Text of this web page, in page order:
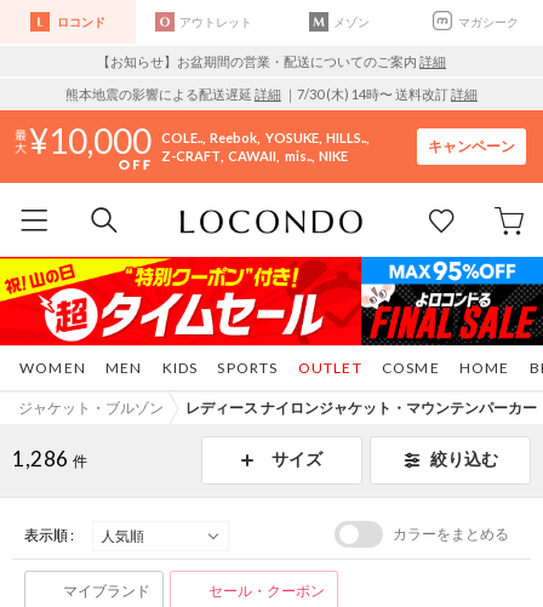
ロコンド アウトレット メゾン マガシーク
【お知らせ】お盆期間の営業・配送についてのご案内 詳細
熊本地震の影響による配送遅延 詳細 ｜7/30 (木) 14時〜 送料改訂詳細
10,000 COLE.. Reebok YOSUKE HILLS..
Z-CRAFT CAWAII mis.. NIKE
キャンペーン
WOMEN MEN KIDS SPORTS COSME HOME
OUTLET
ジャケット・ブルゾン レディース ナイロンジャケット・マウンテンパーカー
1,286 件 サイズ 絞り込む
表示順 : カラーをまとめる
マイブランド セール・クーポン